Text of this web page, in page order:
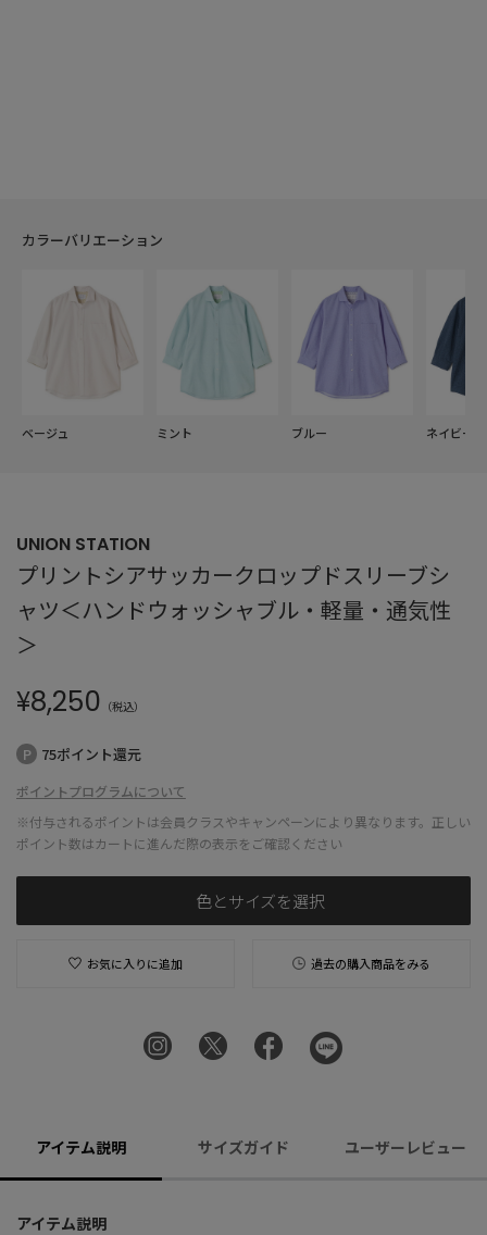
カラーバリエーション
ベージュ ミント ブルー ネイビー
UNION STATION
プリントシアサッカークロップドスリーブシ
ャツ＜ハンドウォッシャブル・軽量・通気性
＞
¥8,250 （税込）
75ポイント還元
ポイントプログラムについて
※付与されるポイントは会員クラスやキャンペーンにより異なります。正しい
ポイント数はカートに進んだ際の表示をご確認ください
色とサイズを選択
お気に入りに追加 過去の購入商品をみる
アイテム説明 サイズガイド ユーザーレビュー
アイテム説明